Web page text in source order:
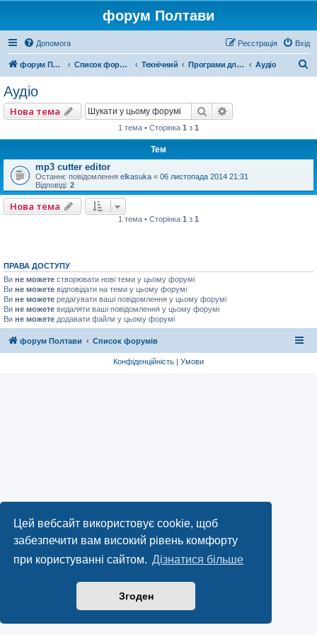
Цей вебсайт використовує cookie, щоб
забезпечити вам високий рівень комфорту
при користуванні сайтом. Дізнатися більше
Згоден
форум Полтави
Допомога Вхід
Реєстрація
форум Полтави Список форумів Технічний Програми для компютера Аудіо
Аудіо
Нова тема Пошук
1 тема • Сторінка 1 з 1
Тем
mp3 cutter editor
Останнє повідомлення elkasuka « 06 листопада 2014 21:31
Відповіді: 2
Нова тема
1 тема • Сторінка 1 з 1
ПРАВА ДОСТУПУ
Ви не можете створювати нові теми у цьому форумі
Ви не можете відповідати на теми у цьому форумі
Ви не можете редагувати ваші повідомлення у цьому форумі
Ви не можете видаляти ваші повідомлення у цьому форумі
Ви не можете додавати файли у цьому форумі
форум Полтави Список форумів
Конфіденційність | Умови